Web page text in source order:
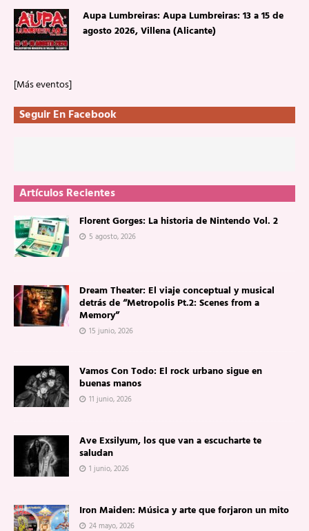
Aupa Lumbreiras: Aupa Lumbreiras: 13 a 15 de
agosto 2026, Villena (Alicante)
[Más eventos]
Seguir En Facebook
Artículos Recientes
Florent Gorges: La historia de Nintendo Vol. 2
5 agosto, 2026
Dream Theater: El viaje conceptual y musical
detrás de “Metropolis Pt.2: Scenes from a
Memory”
15 junio, 2026
Vamos Con Todo: El rock urbano sigue en
buenas manos
11 junio, 2026
Ave Exsilyum, los que van a escucharte te
saludan
1 junio, 2026
Iron Maiden: Música y arte que forjaron un mito
24 mayo, 2026